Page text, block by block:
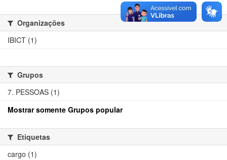
Organizações
IBICT (1)
Grupos
7. PESSOAS (1)
Mostrar somente Grupos popular
Etiquetas
cargo (1)